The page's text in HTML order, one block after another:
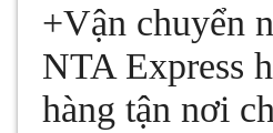
+Vận chuyển
NTA Express
hàng tận nơi